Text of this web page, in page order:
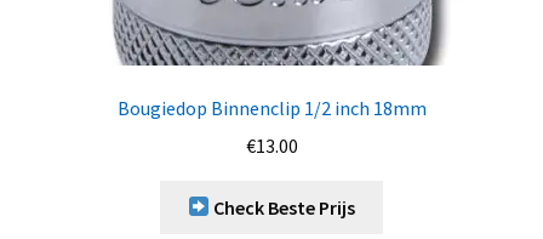
Bougiedop Binnenclip 1/2 inch 18mm
€13.00
Check Beste Prijs